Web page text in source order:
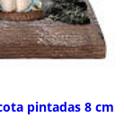
pintadas 8 cm